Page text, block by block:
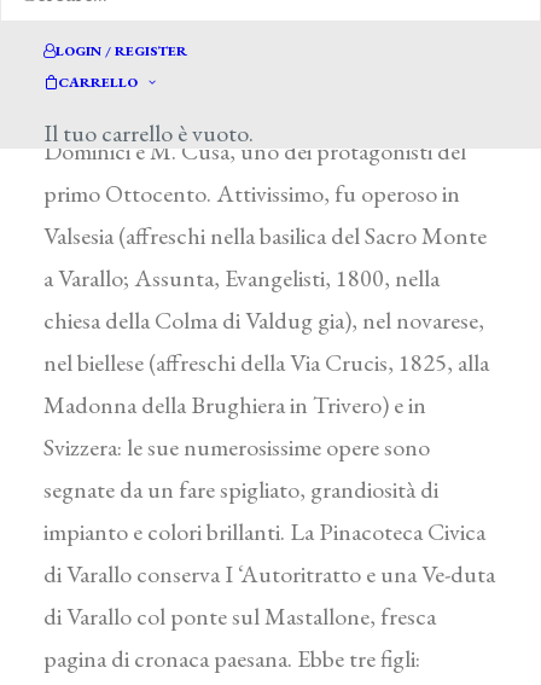
LOGIN / REGISTER
CARRELLO
Il tuo carrello è vuoto.
della tradizione di frescanti e decoratori
Dominici e M. Cusa, uno dei protagonisti del
primo Ottocento. Attivissimo, fu operoso in
Valsesia (affreschi nella basilica del Sacro Monte
a Varallo; Assunta, Evangelisti, 1800, nella
chiesa della Colma di Valdug gia), nel novarese,
nel biellese (affreschi della Via Crucis, 1825, alla
Madonna della Brughiera in Trivero) e in
Svizzera: le sue numerosissime opere sono
segnate da un fare spigliato, grandiosità di
impianto e colori brillanti. La Pinacoteca Civica
di Varallo conserva I ‘Autoritratto e una Ve-duta
di Varallo col ponte sul Mastallone, fresca
pagina di cronaca paesana. Ebbe tre figli: